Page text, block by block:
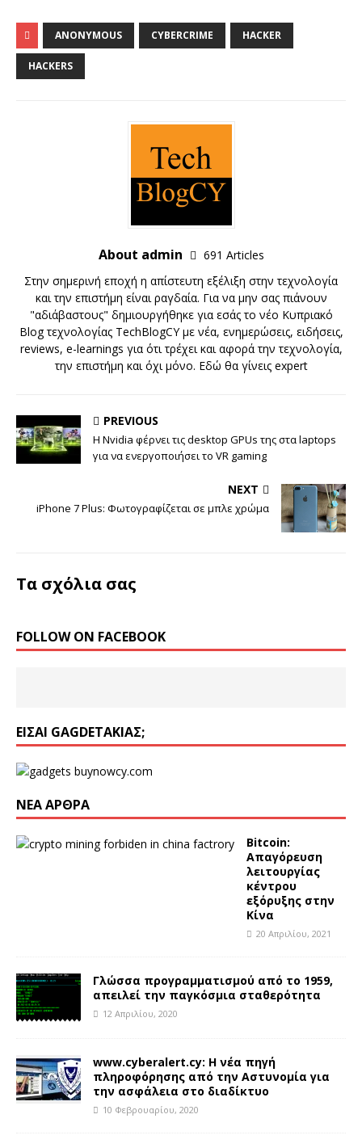
ANONYMOUS CYBERCRIME HACKER
HACKERS
About admin
691 Articles
Στην σημερινή εποχή η απίστευτη εξέλιξη στην τεχνολογία
και την επιστήμη είναι ραγδαία. Για να μην σας πιάνουν
"αδιάβαστους" δημιουργήθηκε για εσάς το νέο Κυπριακό
Blog τεχνολογίας TechBlogCY με νέα, ενημερώσεις, ειδήσεις,
reviews, e-learnings για ότι τρέχει και αφορά την τεχνολογία,
την επιστήμη και όχι μόνο. Εδώ θα γίνεις expert
PREVIOUS
Η Nvidia φέρνει τις desktop GPUs της στα laptops
για να ενεργοποιήσει το VR gaming
NEXT
iPhone 7 Plus: Φωτογραφίζεται σε μπλε χρώμα
Τα σχόλια σας
FOLLOW ON FACEBOOK
ΕΊΣΑΙ GAGDETΆΚΙΑΣ;
ΝΈΑ ΆΡΘΡΑ
Bitcoin:
Απαγόρευση
λειτουργίας
κέντρου
εξόρυξης στην
Κίνα
20 Απριλίου, 2021
Γλώσσα προγραμματισμού από το 1959,
απειλεί την παγκόσμια σταθερότητα
12 Απριλίου, 2020
www.cyberalert.cy: Η νέα πηγή
πληροφόρησης από την Αστυνομία για
την ασφάλεια στο διαδίκτυο
10 Φεβρουαρίου, 2020